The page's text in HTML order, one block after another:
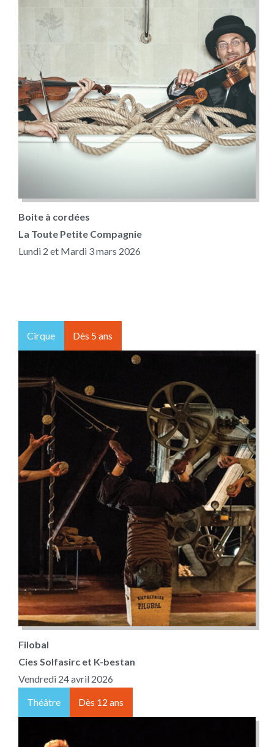
Boite à cordées
La Toute Petite Compagnie
Lundi 2 et Mardi 3 mars 2026
Cirque Dès 5 ans
Filobal
Cies Solfasirc et K-bestan
Vendredi 24 avril 2026
Théâtre Dès 12 ans